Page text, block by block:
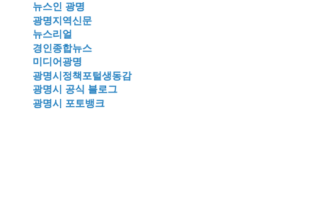
뉴스인 광명
광명지역신문
뉴스리얼
경인종합뉴스
미디어광명
광명시정책포털생동감
광명시 공식 블로그
광명시 포토뱅크